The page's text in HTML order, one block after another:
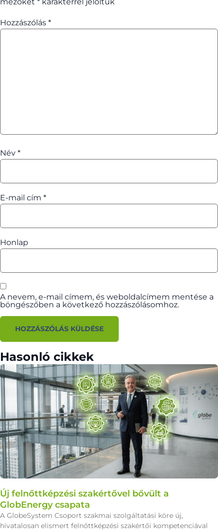
Hozzászólás *
Név *
E-mail cím *
Honlap
A nevem, e-mail címem, és weboldalcímem mentése a
böngészőben a következő hozzászólásomhoz.
Hasonló cikkek
Új felnőttképzési szakértővel bővült a
GlobEnergy csapata
A GlobeSystem Csoport szakmai szolgáltatási köre új,
hivatalosan elismert felnőttképzési szakértői kompetenciával